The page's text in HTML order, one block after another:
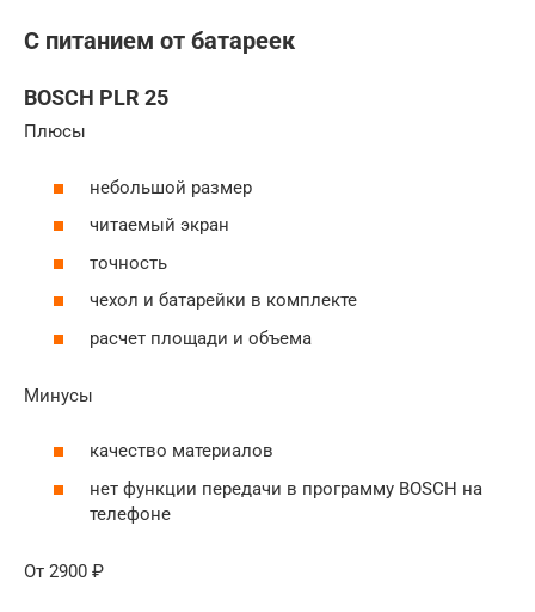
С питанием от батареек
BOSCH PLR 25
Плюсы
небольшой размер
читаемый экран
точность
чехол и батарейки в комплекте
расчет площади и объема
Минусы
качество материалов
нет функции передачи в программу BOSCH на
телефоне
От 2900 ₽